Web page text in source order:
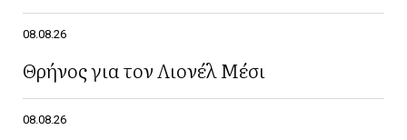
08.08.26
Θρήνος για τον Λιονέλ Μέσι
08.08.26